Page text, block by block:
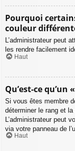
Pourquoi
couleur
L’administrateur peut
les rendre facilement
Haut
Qu’est-ce qu’un
Si vous êtes membre
déterminer le rang et
L’administrateur peut
via votre panneau de
Haut